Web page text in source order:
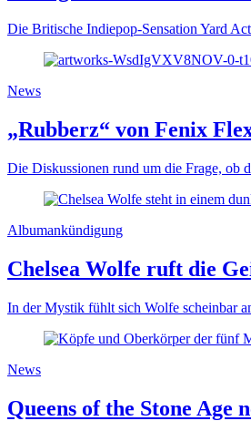
Die Britische Indiepop-Sensation Yard
News
„Rubberz“ von Fenix
Die Diskussionen rund um die Frage, ob
Albumankündigung
Chelsea Wolfe ruft die
In der Mystik fühlt sich Wolfe scheinbar
News
Queens of the Stone Age